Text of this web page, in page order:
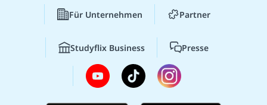
Für Unternehmen Partner
Studyflix Business Presse